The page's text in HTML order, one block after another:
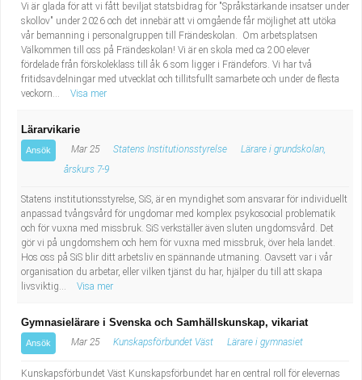
Vi är glada för att vi fått beviljat statsbidrag för "Språkstärkande insatser under
skollov" under 2026 och det innebär att vi omgående får möjlighet att utöka
vår bemanning i personalgruppen till Frändeskolan. Om arbetsplatsen
Välkommen till oss på Frändeskolan! Vi är en skola med ca 200 elever
fördelade från förskoleklass till åk 6 som ligger i Frändefors. Vi har två
fritidsavdelningar med utvecklat och tillitsfullt samarbete och under de flesta
veckorn...
Visa mer
Lärarvikarie
Ansök Mar 25 Statens Institutionsstyrelse
Lärare i grundskolan,
årskurs 7-9
Statens institutionsstyrelse, SiS, är en myndighet som ansvarar för individuellt
anpassad tvångsvård för ungdomar med komplex psykosocial problematik
och för vuxna med missbruk. SiS verkställer även sluten ungdomsvård. Det
gör vi på ungdomshem och hem för vuxna med missbruk, över hela landet.
Hos oss på SiS blir ditt arbetsliv en spännande utmaning. Oavsett var i vår
organisation du arbetar, eller vilken tjänst du har, hjälper du till att skapa
livsviktig...
Visa mer
Gymnasielärare i Svenska och Samhällskunskap, vikariat
Ansök Mar 25 Kunskapsförbundet Väst Lärare i gymnasiet
Kunskapsförbundet Väst Kunskapsförbundet har en central roll för elevernas